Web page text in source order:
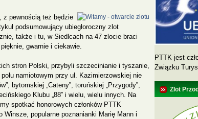
z pewnością też będzie
podsumowujący ubiegłoroczny zlot
także i tu, w Siedlcach na 47 zlocie braci
gwarnie i ciekawie.
stron Polski, przybyli szczecinianie i tyszanie,
namiotowym przy ul. Kazimierzowskiej nie
bytomskiej „Cateny”, toruńskiej „Przygody”,
Klubu „88” i wielu, wielu innych. Na
spotkać honorowych członków PTTK
Winsze, popularne poznanianki Marię Mann i
PTTK jest
Związku
Zlot